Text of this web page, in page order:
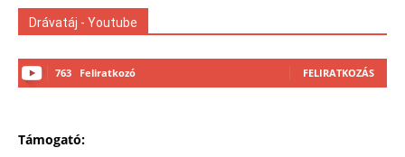
Drávatáj - Youtube
763 Feliratkozó FELIRATKOZÁS
Támogató: